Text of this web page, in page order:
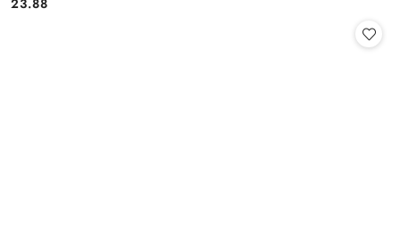
Cena: